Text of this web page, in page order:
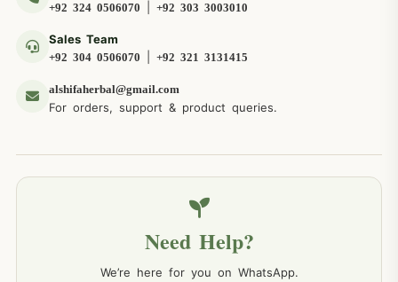
+92 324 0506070 +92 303 3003010
Sales Team
+92 304 0506070 +92 321 3131415
alshifaherbal@gmail.com
For orders, support & product queries.
Need Help?
We’re here for you on WhatsApp.